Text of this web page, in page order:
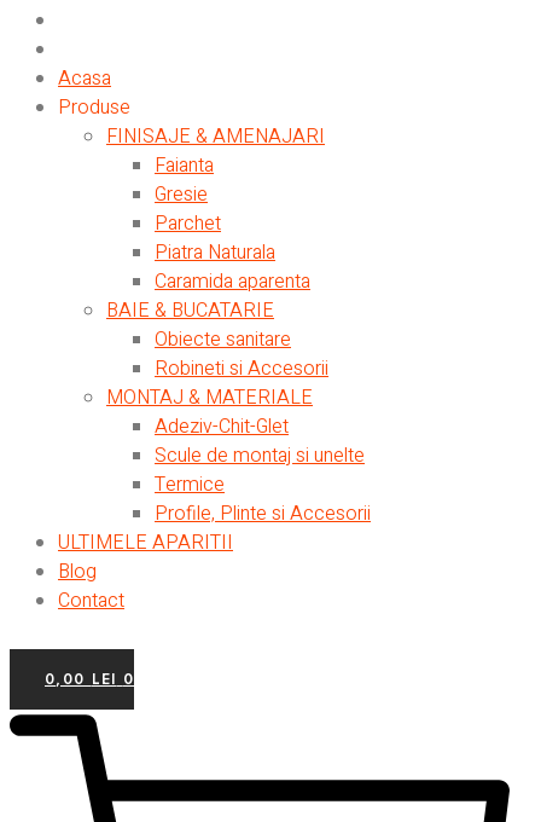
Acasa
Produse
FINISAJE & AMENAJARI
Faianta
Gresie
Parchet
Piatra Naturala
Caramida aparenta
BAIE & BUCATARIE
Obiecte sanitare
Robineti si Accesorii
MONTAJ & MATERIALE
Adeziv-Chit-Glet
Scule de montaj si unelte
Termice
Profile, Plinte si Accesorii
ULTIMELE APARITII
Blog
Contact
0,00 LEI 0